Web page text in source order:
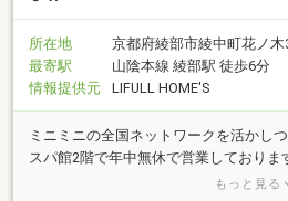
所在地
京都府綾部市綾中町花ノ木
最寄駅
山陰本線 綾部駅 徒歩6分
情報提供元
LIFULL HOME'S
ミニミニの全国ネットワークを活かし
スパ館2階で年中無休で営業しており
ただきやすいよう、入りやすさNO.1の
もっと見る